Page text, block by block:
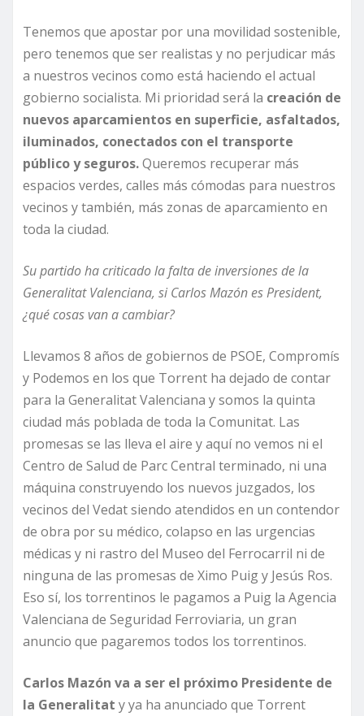
Tenemos que apostar por una movilidad sostenible,
pero tenemos que ser realistas y no perjudicar más
a nuestros vecinos como está haciendo el actual
gobierno socialista. Mi prioridad será la creación de
nuevos aparcamientos en superficie, asfaltados,
iluminados, conectados con el transporte
público y seguros.Queremos recuperar más
espacios verdes, calles más cómodas para nuestros
vecinos y también, más zonas de aparcamiento en
toda la ciudad.
Su partido ha criticado la falta de inversiones de la
Generalitat Valenciana, si Carlos Mazón es President,
¿qué cosas van a cambiar?
Llevamos 8 años de gobiernos de PSOE, Compromís
y Podemos en los que Torrent ha dejado de contar
para la Generalitat Valenciana y somos la quinta
ciudad más poblada de toda la Comunitat. Las
promesas se las lleva el aire y aquí no vemos ni el
Centro de Salud de Parc Central terminado, ni una
máquina construyendo los nuevos juzgados, los
vecinos del Vedat siendo atendidos en un contendor
de obra por su médico, colapso en las urgencias
médicas y ni rastro del Museo del Ferrocarril ni de
ninguna de las promesas de Ximo Puig y Jesús Ros.
Eso sí, los torrentinos le pagamos a Puig la Agencia
Valenciana de Seguridad Ferroviaria, un gran
anuncio que pagaremos todos los torrentinos.
Carlos Mazón va a ser el próximo Presidente de
la Generalitat y ya ha anunciado que Torrent